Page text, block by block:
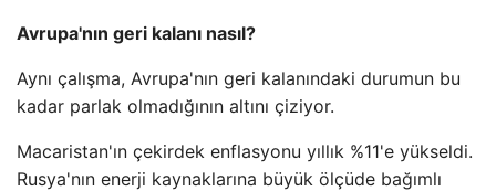
Avrupa'nın geri kalanı nasıl?
Aynı çalışma, Avrupa'nın geri kalanındaki durumun bu
kadar parlak olmadığının altını çiziyor.
Macaristan'ın çekirdek enflasyonu yıllık %11'e yükseldi.
Rusya'nın enerji kaynaklarına büyük ölçüde bağımlı